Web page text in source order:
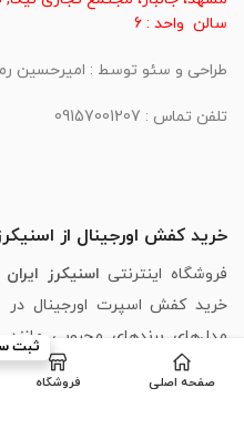
سالن واحد : 6
طراحی و سئو توسط : امیرحسین رمضان زاده |
تلفن تماس : 09157001207
خرید کفش اورجینال از
فروشگاه اینترنتی اسنیکرز ایران
خرید کفش اسپرت اورجینال در
مدل‌های برندهای محبوبی مانند
New Balance
،
صفحه اصلی فروشگاه
ثبت